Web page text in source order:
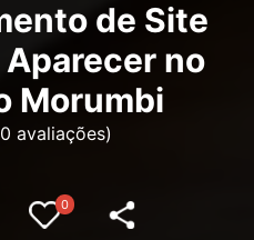
de Site
no
Morumbi
avaliações)
0